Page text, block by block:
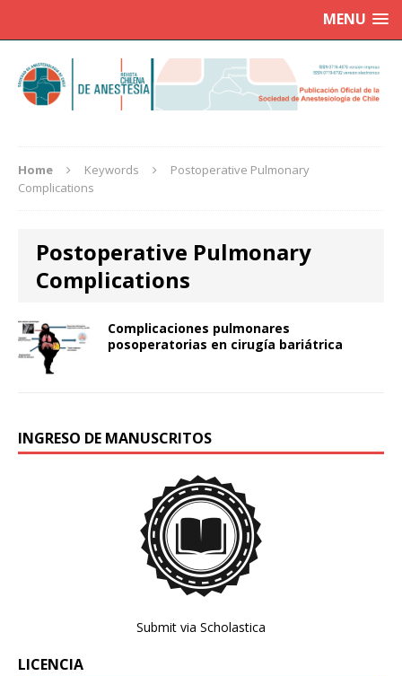
MENU
Home Keywords
Postoperative Pulmonary
Complications
Postoperative Pulmonary
Complications
Complicaciones pulmonares
posoperatorias en cirugía bariátrica
INGRESO DE MANUSCRITOS
Submit via Scholastica
LICENCIA